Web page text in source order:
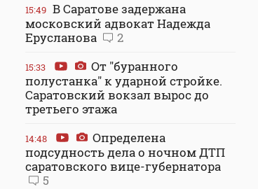
15:49 В Саратове задержана
московский адвокат Надежда
Ерусланова
2
15:33
От "буранного
полустанка" к ударной стройке.
Саратовский вокзал вырос до
третьего этажа
14:48
Определена
подсудность дела о ночном ДТП
саратовского вице-губернатора
5